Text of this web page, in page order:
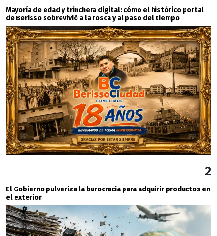
Mayoría de edad y trinchera digital: cómo el histórico portal
de Berisso sobrevivió a la rosca y al paso del tiempo
2
El Gobierno pulveriza la burocracia para adquirir productos en
el exterior